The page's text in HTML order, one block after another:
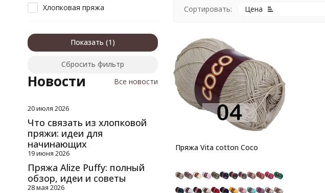
Сортировать: Цена
Пряжа Vita cotton Coco
Хлопковая пряжа
Показать
Сбросить фильтр
Новости Все новости
20 июля 2026
Что связать из хлопковой
пряжи: идеи для
начинающих
19 июня 2026
Пряжа Alize Puffy: полный
обзор, идеи и советы
28 мая 2026